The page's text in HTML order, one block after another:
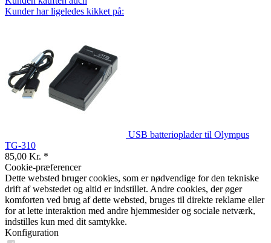
Kunder har ligeledes kikket på:
USB batterioplader til Olympus
TG-310
85,00 Kr. *
Cookie-præferencer
Dette websted bruger cookies, som er nødvendige for den tekniske
drift af webstedet og altid er indstillet. Andre cookies, der øger
komforten ved brug af dette websted, bruges til direkte reklame eller
for at lette interaktion med andre hjemmesider og sociale netværk,
indstilles kun med dit samtykke.
Konfiguration